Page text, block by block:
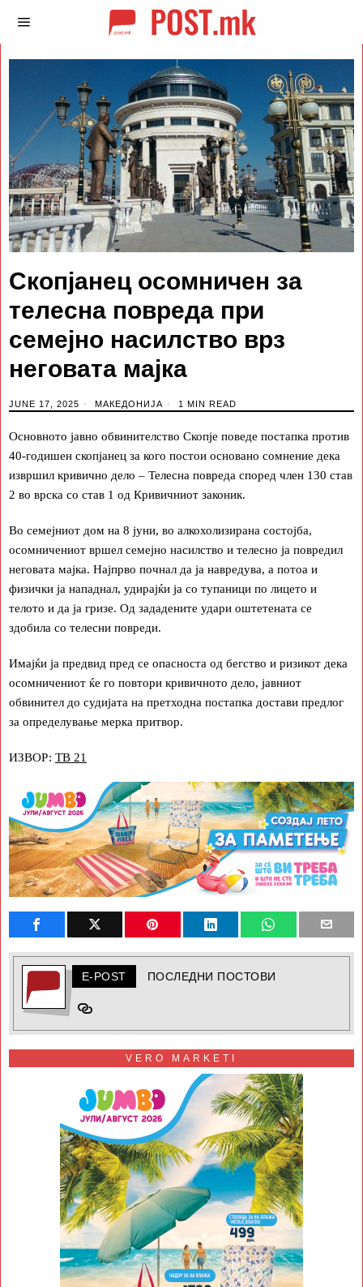
Скопјанец осомничен за
телесна повреда при
семејно насилство врз
неговата мајка
JUNE 17, 2025 МАКЕДОНИЈА 1 MIN READ
Основното јавно обвинителство Скопје поведе постапка против
40-годишен скопјанец за кого постои основано сомнение дека
извршил кривично дело – Телесна повреда според член 130 став
2 во врска со став 1 од Кривичниот законик.
Во семејниот дом на 8 јуни, во алкохолизирана состојба,
осомничениот вршел семејно насилство и телесно ја повредил
неговата мајка. Најпрво почнал да ја навредува, а потоа и
физички ја нападнал, удирајќи ја со тупаници по лицето и
телото и да ја гризе. Од зададените удари оштетената се
здобила со телесни повреди.
Имајќи ја предвид пред се опасноста од бегство и ризикот дека
осомничениот ќе го повтори кривичното дело, јавниот
обвинител до судијата на претходна постапка достави предлог
за определување мерка притвор.
ИЗВОР: ТВ 21
E-POST ПОСЛЕДНИ ПОСТОВИ
VERO MARKETI